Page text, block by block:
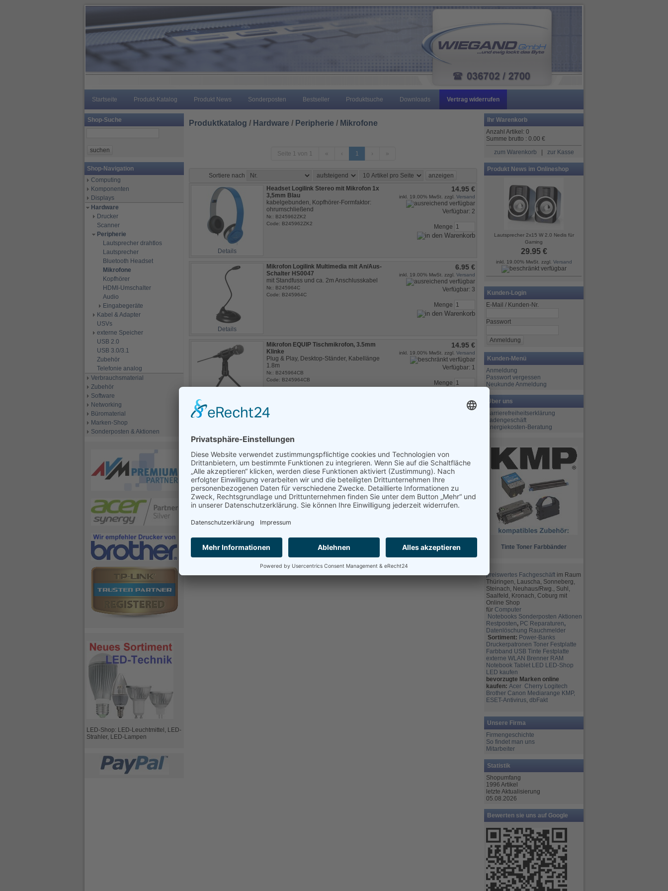
Startseite Produkt-Katalog Produkt News Sonderposten Bestseller Produktsuche Downloads Vertrag widerrufen
Shop-Suche
Shop-Navigation
Computing
Komponenten
Displays
Hardware
Drucker
Scanner
Peripherie
Lautsprecher drahtlos
Lautsprecher
Bluetooth Headset
Mikrofone
Kopfhörer
HDMI-Umschalter
Audio
Eingabegeräte
Kabel & Adapter
USVs
externe Speicher
USB 2.0
USB 3.0/3.1
Zubehör
Telefonie analog
Verbrauchsmaterial
Zubehör
Software
Networking
Büromaterial
Marken-Shop
Sonderposten & Aktionen
LED-Shop: LED-Leuchtmittel, LED-
Strahler, LED-Lampen
Produktkatalog / Hardware / Peripherie / Mikrofone
Seite 1 von 1 « ‹ 1 › »
Sortiere nach
Details
Headset Logilink Stereo mit Mikrofon 1x
3,5mm Blau
kabelgebunden, Kopfhörer-Formfaktor:
ohrumschließend
Nr.: B245962ZK2
Code: B245962ZK2
14.95 €
inkl. 19.00% MwSt. zzgl. Versand
Verfügbar: 2
Menge
Details
Mikrofon Logilink Multimedia mit An/Aus-
Schalter HS0047
mit Standfuss und ca. 2m Anschlusskabel
Nr.: B245964C
Code: B245964C
6.95 €
inkl. 19.00% MwSt. zzgl. Versand
Verfügbar: 3
Menge
Mikrofon EQUIP Tischmikrofon, 3.5mm
Klinke
Plug & Play, Desktop-Ständer, Kabellänge
1.8m
Nr.: B245964CB
Code: B245964CB
14.95 €
inkl. 19.00% MwSt. zzgl. Versand
Verfügbar: 1
Menge
Ihr Warenkorb
Anzahl Artikel: 0
Summe brutto : 0.00 €
zum Warenkorb
zur Kasse
Produkt News im Onlineshop
Lautsprecher 2x15 W 2.0 Nedis für
Gaming
29.95 €
inkl. 19.00% MwSt. zzgl. Versand
Kunden-Login
E-Mail / Kunden-Nr.
Passwort
Kunden-Menü
Anmeldung
Passwort vergessen
Neukunde Anmeldung
Über uns
Barrierefreiheitserklärung
Ladengeschäft
Energiekosten-Beratung
Tinte Toner Farbbänder
preiswertes Fachgeschäft im Raum
Thüringen, Lauscha, Sonneberg,
Steinach, Neuhaus/Rwg., Suhl,
Saalfeld, Kronach, Coburg mit
Online Shop
für Computer
Notebooks Sonderposten Aktionen
Restposten, PC Reparaturen,
Datenlöschung Rauchmelder
Sortiment: Power-Banks
Druckerpatronen Toner Festplatte
Farbband USB Tinte Festplatte
externe WLAN Brenner RAM
Notebook Tablet LED LED-Shop
LED kaufen
bevorzugte Marken online
kaufen: Acer Cherry Logitech
Brother Canon Mediarange KMP,
ESET-Antivirus, dbFakt
Unsere Firma
Firmengeschichte
So findet man uns
Mitarbeiter
Statistik
Shopumfang
1996 Artikel
letzte Aktualisierung
05.08.2026
Bewerten sie uns auf Google